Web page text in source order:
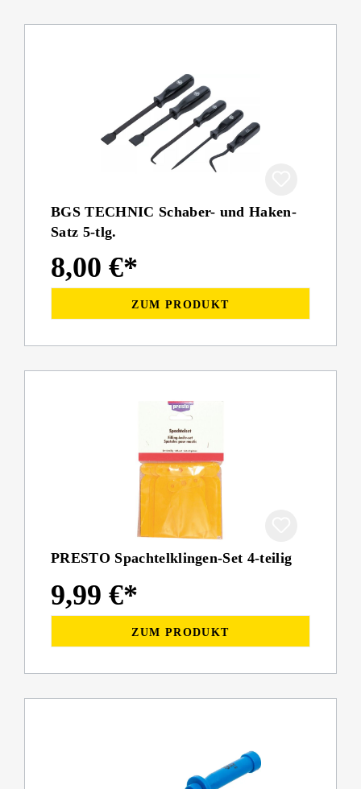
BGS TECHNIC Schaber- und Haken-
Satz 5-tlg.
8,00 €*
ZUM PRODUKT
PRESTO Spachtelklingen-Set 4-teilig
9,99 €*
ZUM PRODUKT